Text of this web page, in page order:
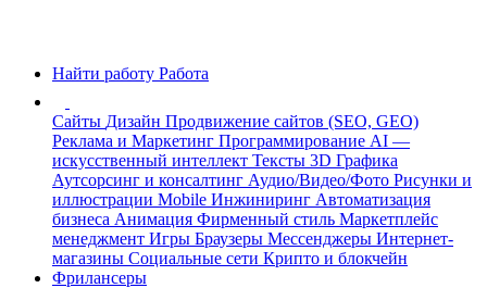
Найти работу Работа
Сайты Дизайн Продвижение сайтов (SEO, GEO)
Реклама и Маркетинг Программирование AI —
искусственный интеллект Тексты 3D Графика
Аутсорсинг и консалтинг Аудио/Видео/Фото Рисунки и
иллюстрации Mobile Инжиниринг Автоматизация
бизнеса Анимация Фирменный стиль Маркетплейс
менеджмент Игры Браузеры Мессенджеры Интернет-
магазины Социальные сети Крипто и блокчейн
Фрилансеры